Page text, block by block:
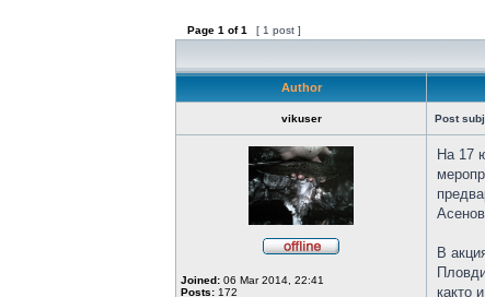
Page 1 of1 [ 1 post ]
Author
vikuser Post
Joined: 06 Mar 2014, 22:41
Posts: 172
На 17
В
както